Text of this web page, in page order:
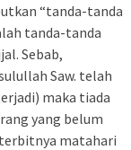
“tanda-tanda
tanda-tanda
Sebab,
Saw. telah
maka tiada
yang belum
matahari